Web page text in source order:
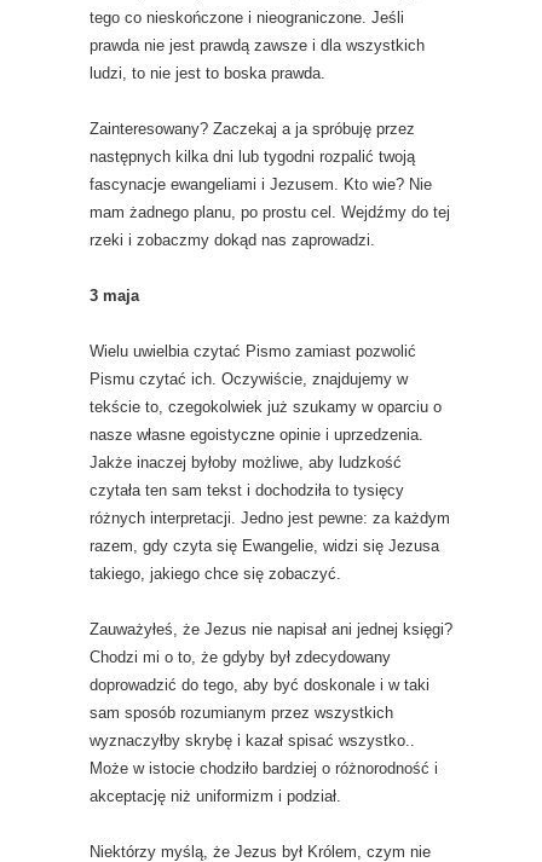
tego co nieskończone i nieograniczone. Jeśli
prawda nie jest prawdą zawsze i dla wszystkich
ludzi, to nie jest to boska prawda.
Zainteresowany? Zaczekaj a ja spróbuję przez
następnych kilka dni lub tygodni rozpalić twoją
fascynacje ewangeliami i Jezusem. Kto wie? Nie
mam żadnego planu, po prostu cel. Wejdźmy do tej
rzeki i zobaczmy dokąd nas zaprowadzi.
3 maja
Wielu uwielbia czytać Pismo zamiast pozwolić
Pismu czytać ich. Oczywiście, znajdujemy w
tekście to, czegokolwiek już szukamy w oparciu o
nasze własne egoistyczne opinie i uprzedzenia.
Jakże inaczej byłoby możliwe, aby ludzkość
czytała ten sam tekst i dochodziła to tysięcy
różnych interpretacji. Jedno jest pewne: za każdym
razem, gdy czyta się Ewangelie, widzi się Jezusa
takiego, jakiego chce się zobaczyć.
Zauważyłeś, że Jezus nie napisał ani jednej księgi?
Chodzi mi o to, że gdyby był zdecydowany
doprowadzić do tego, aby być doskonale i w taki
sam sposób rozumianym przez wszystkich
wyznaczyłby skrybę i kazał spisać wszystko..
Może w istocie chodziło bardziej o różnorodność i
akceptację niż uniformizm i podział.
Niektórzy myślą, że Jezus był Królem, czym nie